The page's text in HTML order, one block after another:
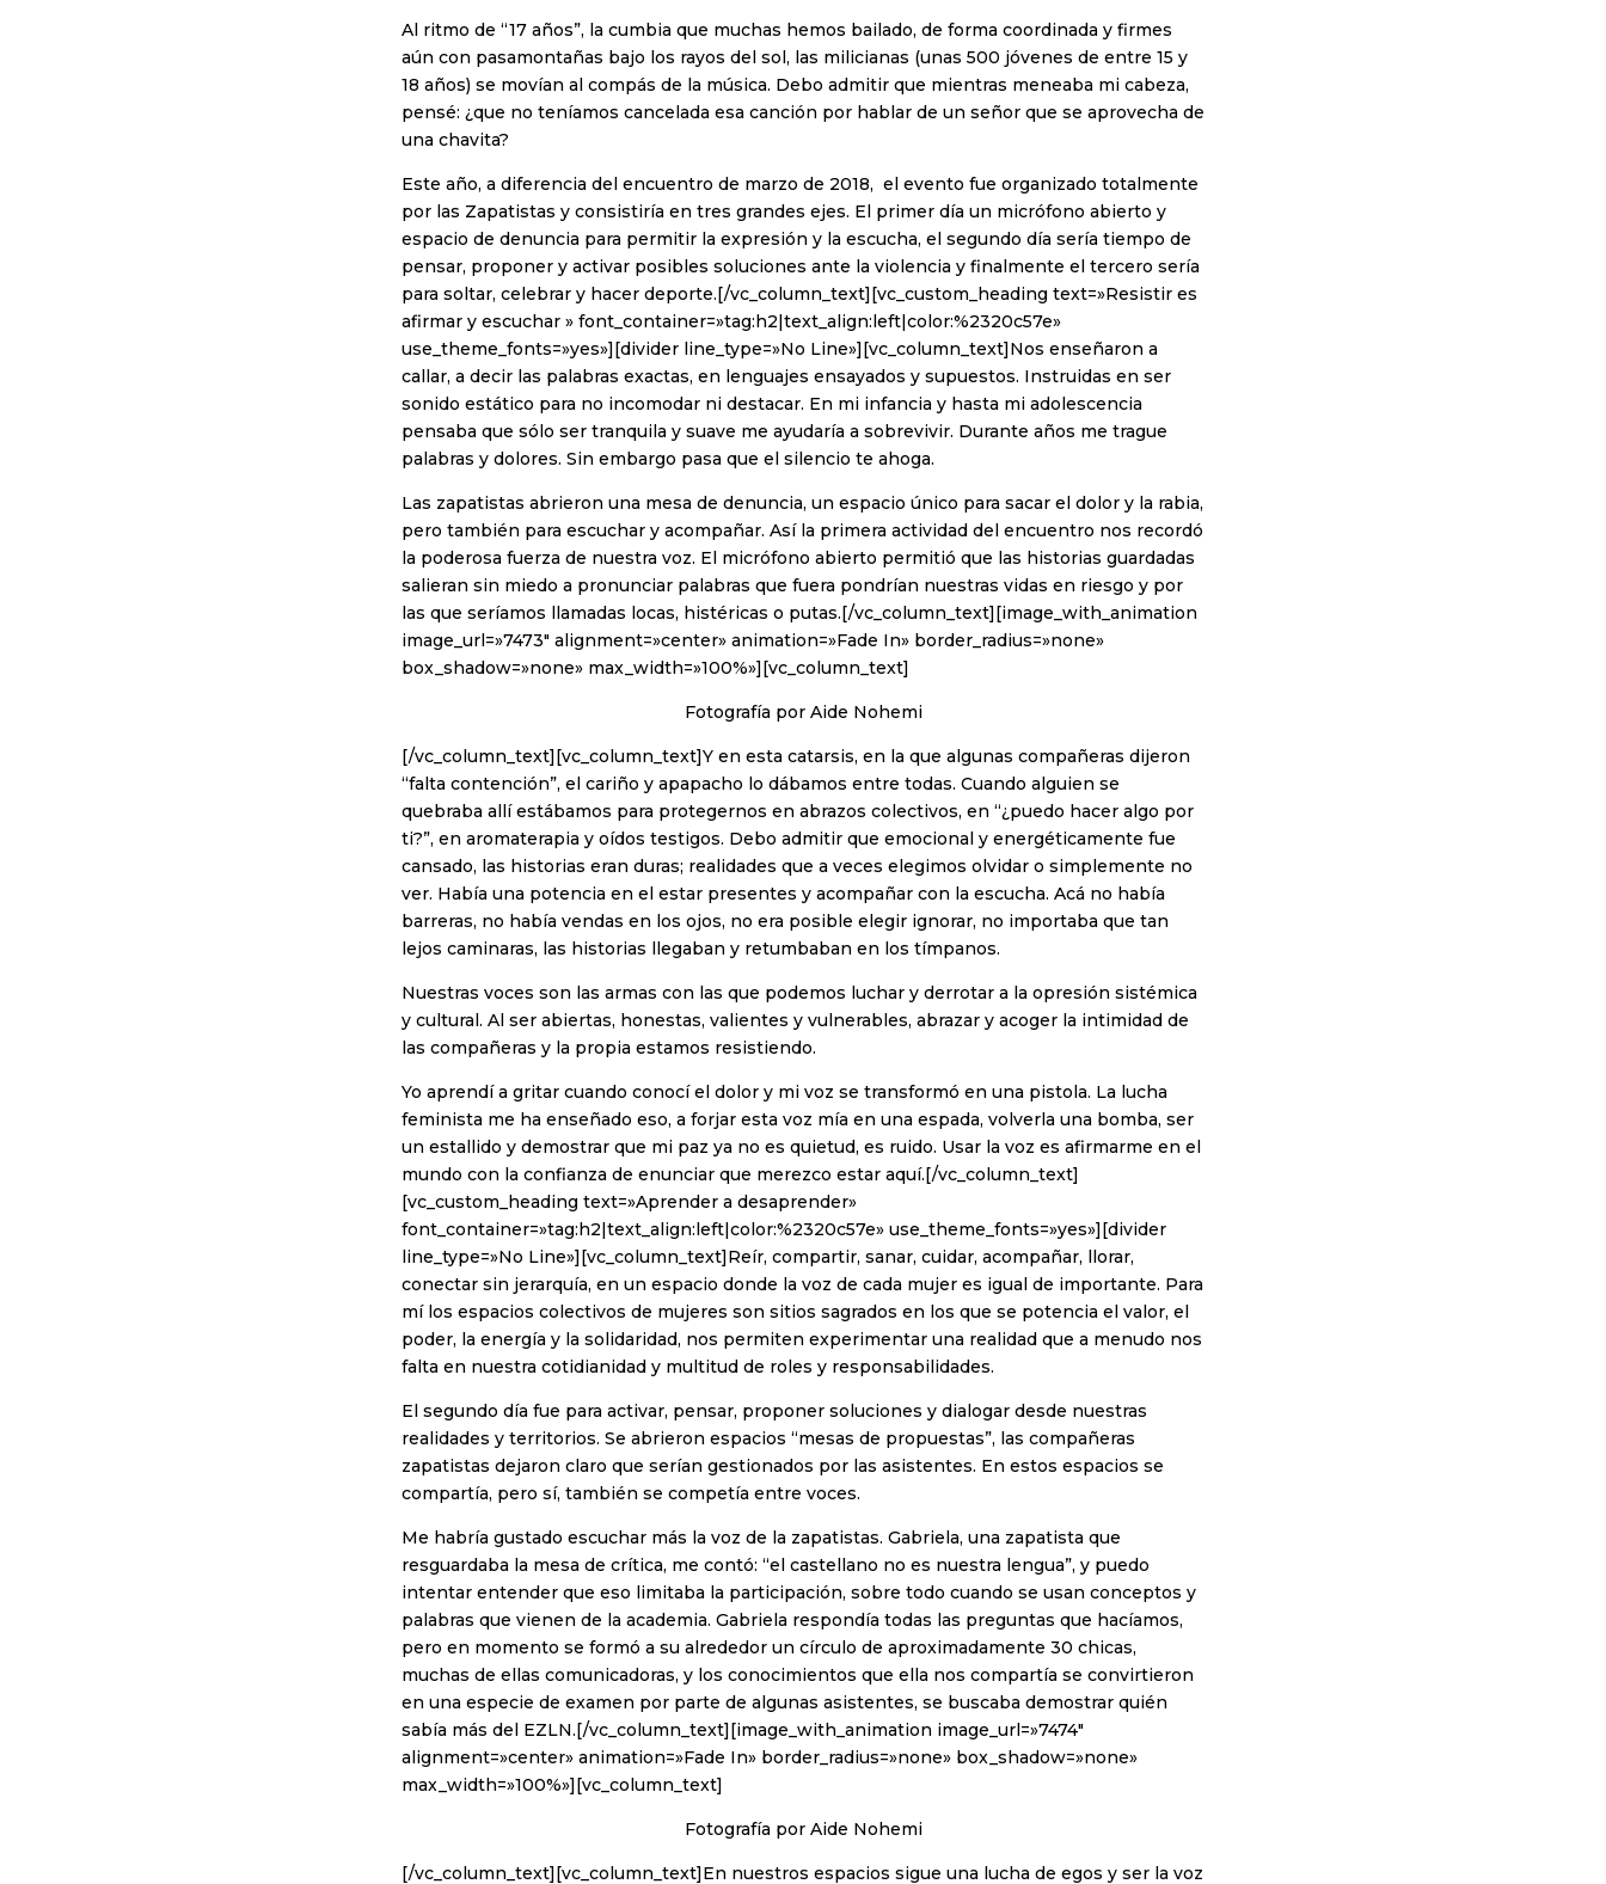
Al ritmo de “17 años”, la cumbia que muchas hemos bailado, de forma coordinada y firmes
aún con pasamontañas bajo los rayos del sol, las milicianas (unas 500 jóvenes de entre 15 y
18 años) se movían al compás de la música. Debo admitir que mientras meneaba mi cabeza,
pensé: ¿que no teníamos cancelada esa canción por hablar de un señor que se aprovecha de
una chavita?
Este año, a diferencia del encuentro de marzo de 2018, el evento fue organizado totalmente
por las Zapatistas y consistiría en tres grandes ejes. El primer día un micrófono abierto y
espacio de denuncia para permitir la expresión y la escucha, el segundo día sería tiempo de
pensar, proponer y activar posibles soluciones ante la violencia y finalmente el tercero sería
para soltar, celebrar y hacer deporte.[/vc_column_text][vc_custom_heading text=»Resistir es
afirmar y escuchar » font_container=»tag:h2|text_align:left|color:%2320c57e»
use_theme_fonts=»yes»][divider line_type=»No Line»][vc_column_text]Nos enseñaron a
callar, a decir las palabras exactas, en lenguajes ensayados y supuestos. Instruidas en ser
sonido estático para no incomodar ni destacar. En mi infancia y hasta mi adolescencia
pensaba que sólo ser tranquila y suave me ayudaría a sobrevivir. Durante años me trague
palabras y dolores. Sin embargo pasa que el silencio te ahoga.
Las zapatistas abrieron una mesa de denuncia, un espacio único para sacar el dolor y la rabia,
pero también para escuchar y acompañar. Así la primera actividad del encuentro nos recordó
la poderosa fuerza de nuestra voz. El micrófono abierto permitió que las historias guardadas
salieran sin miedo a pronunciar palabras que fuera pondrían nuestras vidas en riesgo y por
las que seríamos llamadas locas, histéricas o putas.[/vc_column_text][image_with_animation
image_url=»7473″ alignment=»center» animation=»Fade In» border_radius=»none»
box_shadow=»none» max_width=»100%»][vc_column_text]
Fotografía por Aide Nohemi
[/vc_column_text][vc_column_text]Y en esta catarsis, en la que algunas compañeras dijeron
“falta contención”, el cariño y apapacho lo dábamos entre todas. Cuando alguien se
quebraba allí estábamos para protegernos en abrazos colectivos, en “¿puedo hacer algo por
ti?”, en aromaterapia y oídos testigos. Debo admitir que emocional y energéticamente fue
cansado, las historias eran duras; realidades que a veces elegimos olvidar o simplemente no
ver. Había una potencia en el estar presentes y acompañar con la escucha. Acá no había
barreras, no había vendas en los ojos, no era posible elegir ignorar, no importaba que tan
lejos caminaras, las historias llegaban y retumbaban en los tímpanos.
Nuestras voces son las armas con las que podemos luchar y derrotar a la opresión sistémica
y cultural. Al ser abiertas, honestas, valientes y vulnerables, abrazar y acoger la intimidad de
las compañeras y la propia estamos resistiendo.
Yo aprendí a gritar cuando conocí el dolor y mi voz se transformó en una pistola. La lucha
feminista me ha enseñado eso, a forjar esta voz mía en una espada, volverla una bomba, ser
un estallido y demostrar que mi paz ya no es quietud, es ruido. Usar la voz es afirmarme en el
mundo con la confianza de enunciar que merezco estar aquí.[/vc_column_text]
[vc_custom_heading text=»Aprender a desaprender»
font_container=»tag:h2|text_align:left|color:%2320c57e» use_theme_fonts=»yes»][divider
line_type=»No Line»][vc_column_text]Reír, compartir, sanar, cuidar, acompañar, llorar,
conectar sin jerarquía, en un espacio donde la voz de cada mujer es igual de importante. Para
mí los espacios colectivos de mujeres son sitios sagrados en los que se potencia el valor, el
poder, la energía y la solidaridad, nos permiten experimentar una realidad que a menudo nos
falta en nuestra cotidianidad y multitud de roles y responsabilidades.
El segundo día fue para activar, pensar, proponer soluciones y dialogar desde nuestras
realidades y territorios. Se abrieron espacios “mesas de propuestas”, las compañeras
zapatistas dejaron claro que serían gestionados por las asistentes. En estos espacios se
compartía, pero sí, también se competía entre voces.
Me habría gustado escuchar más la voz de la zapatistas. Gabriela, una zapatista que
resguardaba la mesa de crítica, me contó: “el castellano no es nuestra lengua”, y puedo
intentar entender que eso limitaba la participación, sobre todo cuando se usan conceptos y
palabras que vienen de la academia. Gabriela respondía todas las preguntas que hacíamos,
pero en momento se formó a su alrededor un círculo de aproximadamente 30 chicas,
muchas de ellas comunicadoras, y los conocimientos que ella nos compartía se convirtieron
en una especie de examen por parte de algunas asistentes, se buscaba demostrar quién
sabía más del EZLN.[/vc_column_text][image_with_animation image_url=»7474″
alignment=»center» animation=»Fade In» border_radius=»none» box_shadow=»none»
max_width=»100%»][vc_column_text]
Fotografía por Aide Nohemi
[/vc_column_text][vc_column_text]En nuestros espacios sigue una lucha de egos y ser la voz